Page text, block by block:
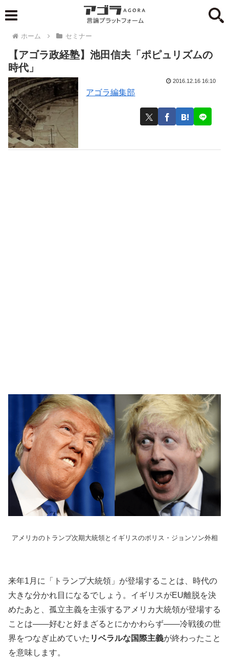
ホーム セミナー
【アゴラ政経塾】池田信夫「ポピュリズムの
時代」
アゴラ編集部
2016.12.16 16:10
アメリカのトランプ次期大統領とイギリスのボリス・ジョンソン外相
来年1月に「トランプ大統領」が登場することは、時代の
大きな分かれ目になるでしょう。イギリスがEU離脱を決
めたあと、孤立主義を主張するアメリカ大統領が登場する
ことは――好むと好まざるとにかかわらず――冷戦後の世
界をつなぎ止めていた リベラルな国際主義が終わったこと
を意味します。